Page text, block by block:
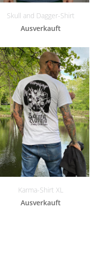
Skull and Dagger-Shirt
Ausverkauft
Karma-Shirt XL
Ausverkauft